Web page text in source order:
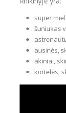
super
šuniukas
ausinės,
akiniai,
kortelės,